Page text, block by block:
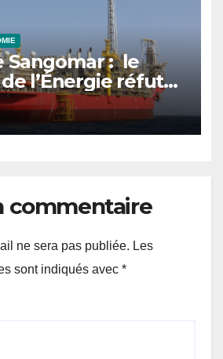
Sangomar : le
l’Énergie réfute
avancés sur les
commentaire
ne sera pas publiée. Les
sont indiqués avec *